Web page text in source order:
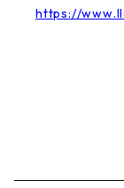
https://